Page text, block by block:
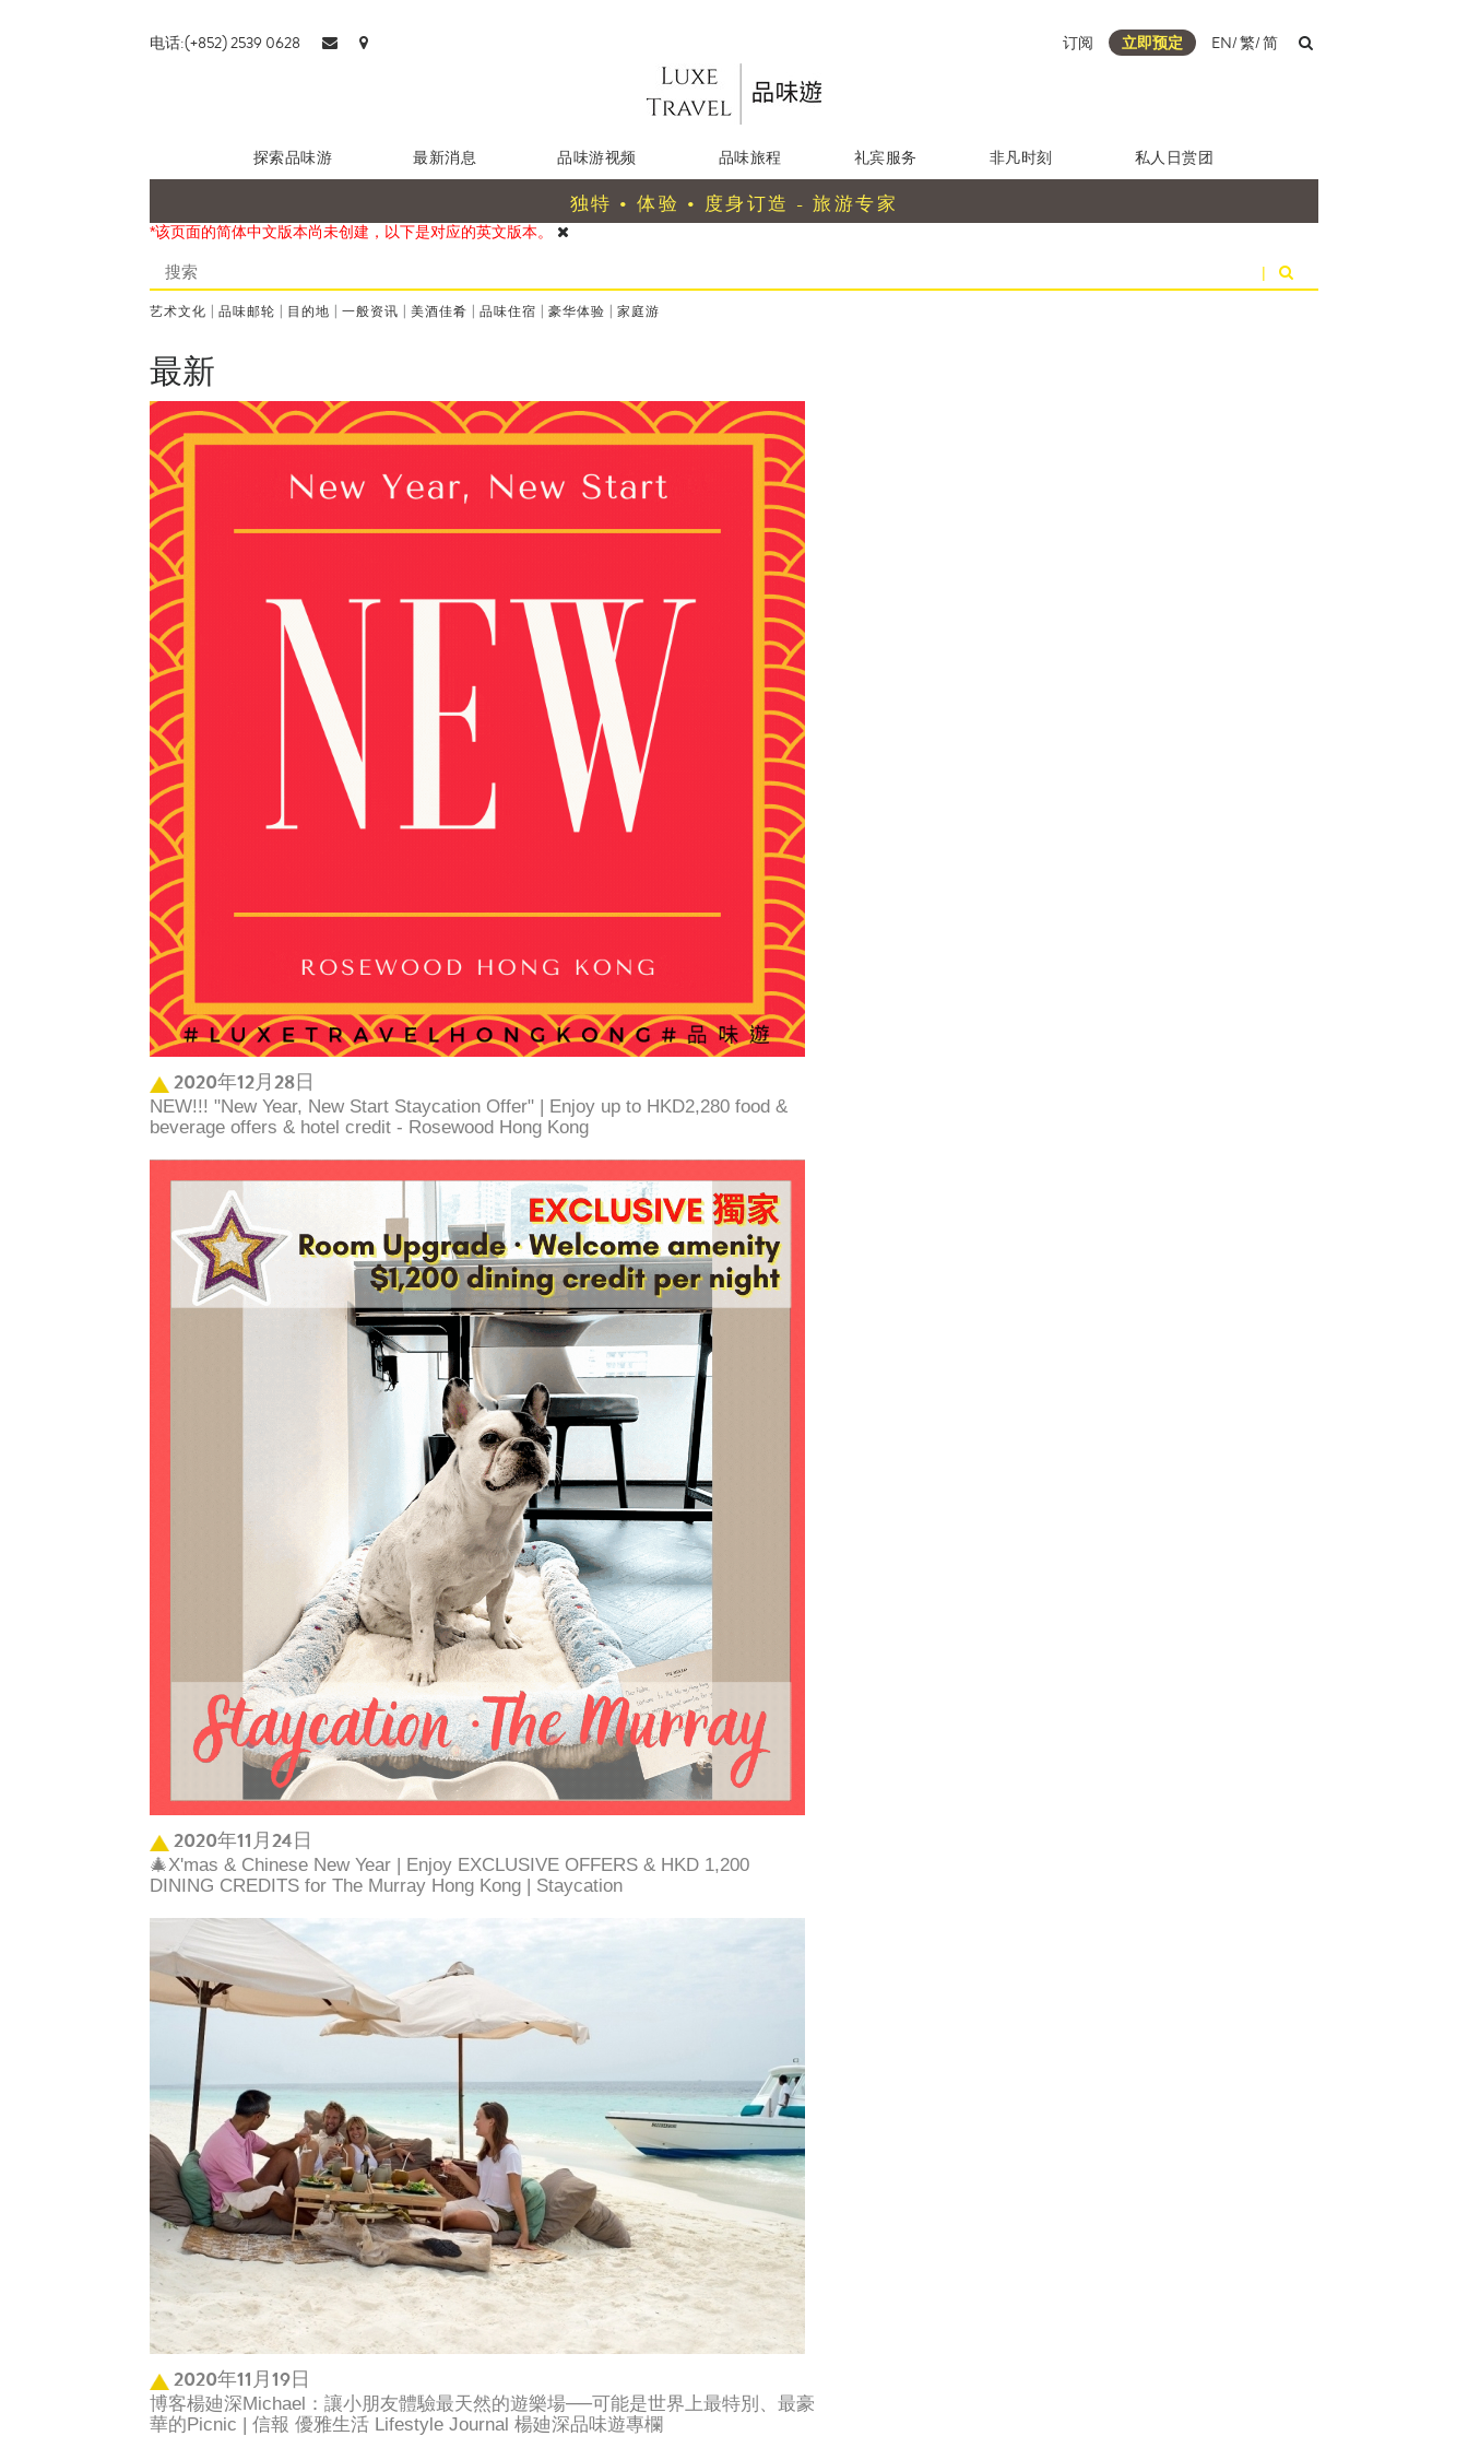
电话:(+852) 2539 0628 订阅 立即预定 EN/繁/简
探索品味游 最新消息 品味游视频 品味旅程 礼宾服务 非凡时刻 私人日赏团
独特 • 体验 • 度身订造 - 旅游专家
*该页面的简体中文版本尚未创建，以下是对应的英文版本。
|
艺术文化 | 品味邮轮 | 目的地 | 一般资讯 | 美酒佳肴 | 品味住宿 | 豪华体验 | 家庭游
最新
2020年12月28日
NEW!!! "New Year, New Start Staycation Offer" | Enjoy up to HKD2,280 food &
beverage offers & hotel credit - Rosewood Hong Kong ​
2020年11月24日
🎄X'mas & Chinese New Year | Enjoy EXCLUSIVE OFFERS & HKD 1,200
DINING CREDITS for The Murray Hong Kong | Staycation
2020年11月19日
博客楊廸深Michael：讓小朋友體驗最天然的遊樂場──可能是世界上最特別、最豪
華的Picnic | 信報 優雅生活 Lifestyle Journal 楊廸深品味遊專欄